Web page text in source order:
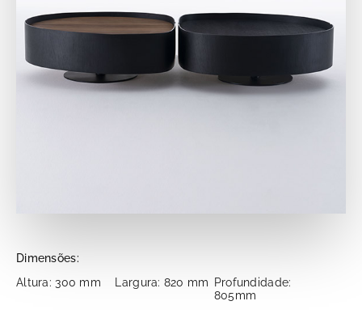
Dimensões:
Altura: 300 mm
Largura: 820 mm
Profundidade:
805mm